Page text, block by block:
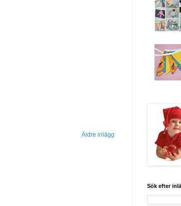
Äldre inlägg
Sök efter